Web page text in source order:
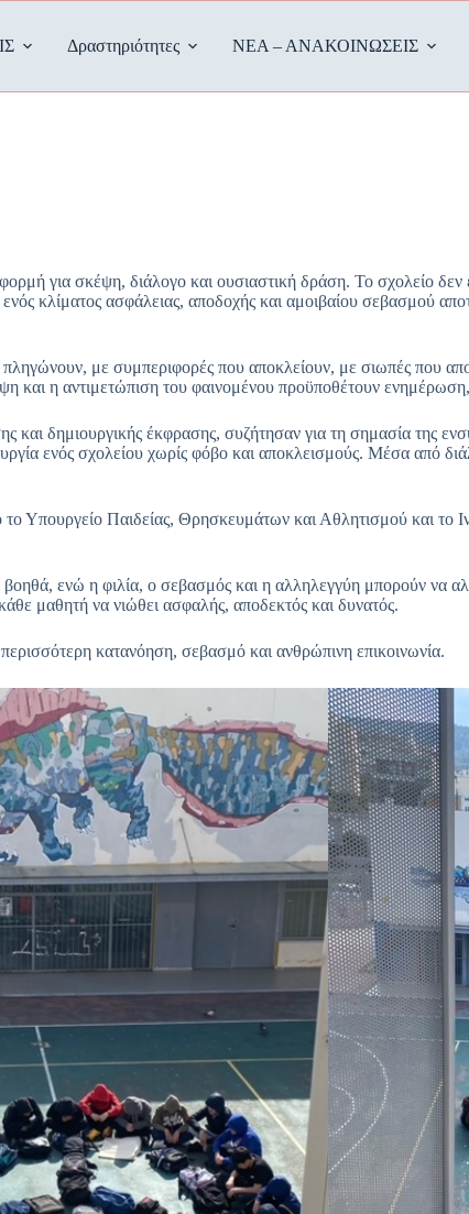
Δραστηριότητες ΝΕΑ – ΑΝΑΚΟΙΝΩΣΕΙΣ
για σκέψη, διάλογο και ουσιαστική δράση. Το σχολείο
κλίματος ασφάλειας, αποδοχής και αμοιβαίου σεβασμού
με συμπεριφορές που αποκλείουν, με σιωπές που
και η αντιμετώπιση του φαινομένου προϋποθέτουν
δημιουργικής έκφρασης, συζήτησαν για τη σημασία της
ενός σχολείου χωρίς φόβο και αποκλεισμούς. Μέσα από
Παιδείας, Θρησκευμάτων και Αθλητισμού και το
ενώ η φιλία, ο σεβασμός και η αλληλεγγύη μπορούν να
μαθητή να νιώθει ασφαλής, αποδεκτός και δυνατός.
κατανόηση, σεβασμό και ανθρώπινη επικοινωνία.